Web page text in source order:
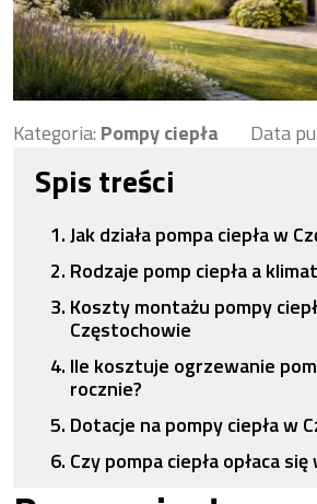
Kategoria: Pompy ciepła Data
Spis treści
Jak działa pompa ciepła w
Rodzaje pomp ciepła a
Koszty montażu pompy
Częstochowie
Ile kosztuje ogrzewanie
rocznie?
Dotacje na pompy ciepła w
Czy pompa ciepła opłaca